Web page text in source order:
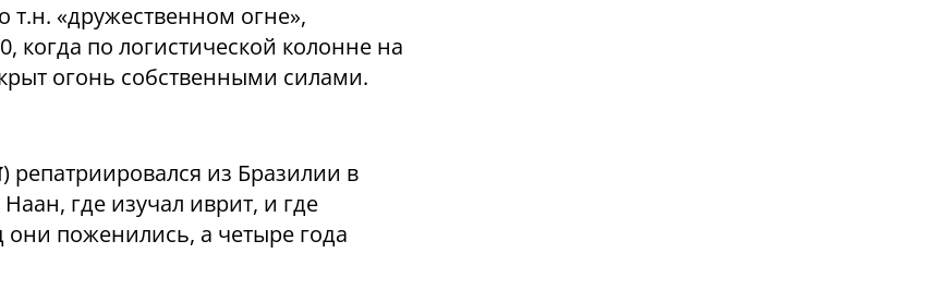
«дружественном огне»,
когда по логистической колонне на
огонь собственными силами.
) репатриировался из Бразилии в
где изучал иврит, и где
они поженились, а четыре года